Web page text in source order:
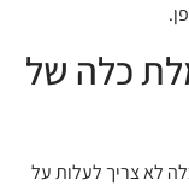
כלה של
לא צריך לעלות על